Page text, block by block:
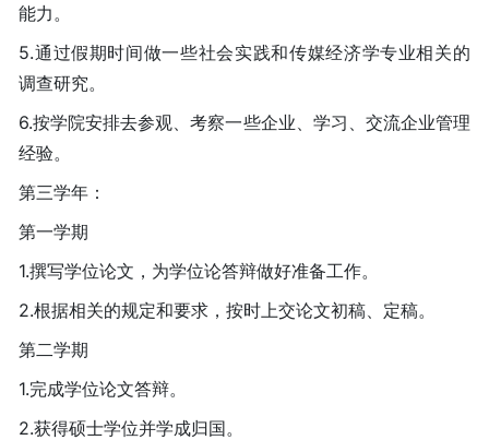
能力。
5.通过假期时间做一些社会实践和传媒经济学专业相关的
调查研究。
6.按学院安排去参观、考察一些企业、学习、交流企业管理
经验。
第三学年：
第一学期
1.撰写学位论文，为学位论答辩做好准备工作。
2.根据相关的规定和要求，按时上交论文初稿、定稿。
第二学期
1.完成学位论文答辩。
2.获得硕士学位并学成归国。